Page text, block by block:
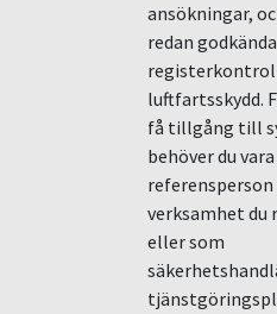
ansökningar,
redan godkända
luftfartsskydd.
få tillgång till
behöver du
verksamhet du
eller som